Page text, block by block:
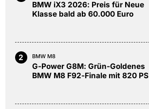
BMW iX3 2026: Preis für Neue
Klasse bald ab 60.000 Euro
2 BMW M8
G-Power G8M: Grün-Goldenes
BMW M8 F92-Finale mit 820 PS